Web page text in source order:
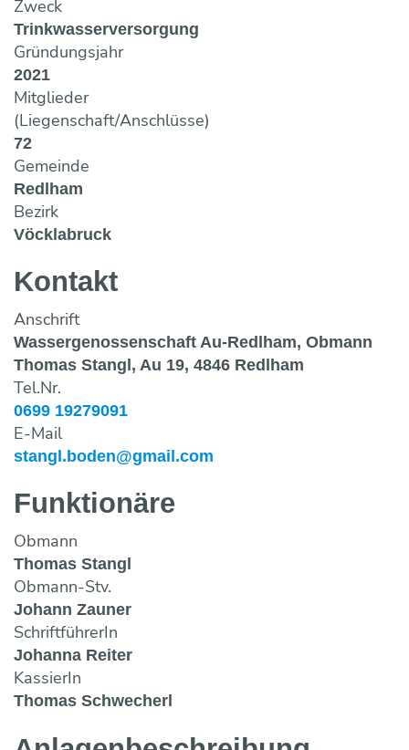
Trinkwasserbar
Trinkwassernotversorgung
Trinkwasseruntersuchungsaktion
Versicherungen
Wahlergebnisse
Wasseraufbereitung
Reinigung
Wasserzähler
Fremdüberwachung von
Eigenüberwachung von
EU-Angelegenheiten
Zweck
Trinkwasserversorgung
Gründungsjahr
2021
Mitglieder
(Liegenschaft/Anschlüsse)
72
Gemeinde
Redlham
Bezirk
Vöcklabruck
Kontakt
Anschrift
Wassergenossenschaft Au-Redlham, Obmann
Thomas Stangl, Au 19, 4846 Redlham
Tel.Nr.
0699 19279091
E-Mail
stangl.boden@gmail.com
Funktionäre
Obmann
Thomas Stangl
Obmann-Stv.
Johann Zauner
SchriftführerIn
Johanna Reiter
KassierIn
Thomas Schwecherl